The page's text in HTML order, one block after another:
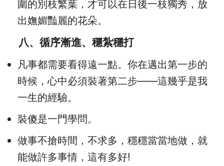
圍的別枝繁葉，才可以在日後一枝獨秀，放
出嫵媚豔麗的花朵。
八、循序漸進、穩紮穩打
凡事都需要看得遠一點。你在邁出第一步的
時候，心中必須裝著第二步——這幾乎是我
一生的經驗。
裝傻是一門學問。
做事不搶時間，不求多，穩穩當當地做，就
能做許多事情，這有多好!